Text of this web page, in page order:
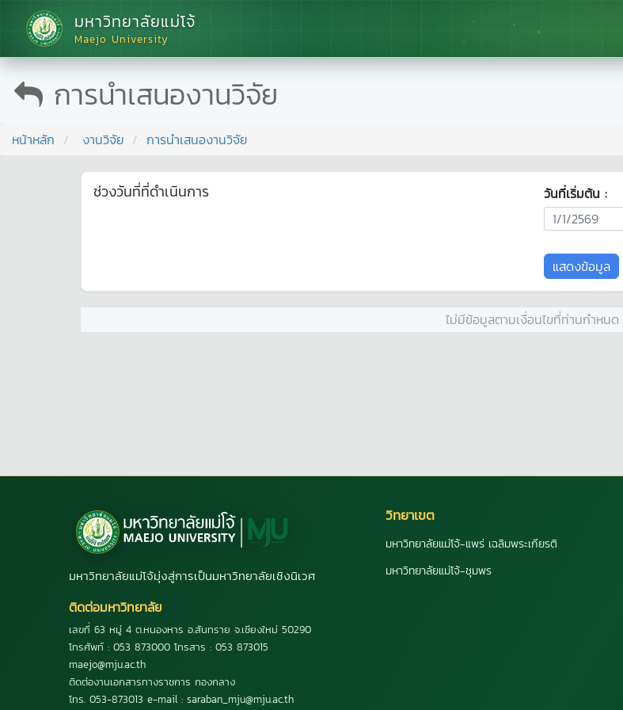
มหาวิทยาลัยแม่โจ้
Maejo University
การนำเสนองานวิจัย
หน้าหลัก งานวิจัย การนำเสนองานวิจัย
ช่วงวันที่ที่ดำเนินการ วันที่เริ่มต้น :
ไม่มีข้อมูลตามเงื่อนไขที่ท่านกำหนด
มหาวิทยาลัยแม่โจ้มุ่งสู่การเป็นมหาวิทยาลัยเชิงนิเวศ
ติดต่อมหาวิทยาลัย
เลขที่ 63 หมู่ 4 ต.หนองหาร อ.สันทราย จ.เชียงใหม่ 50290
โทรศัพท์ : 053 873000 โทรสาร : 053 873015
maejo@mju.ac.th
ติดต่องานเอกสารทางราชการ กองกลาง
โทร. 053-873013 e-mail : saraban_mju@mju.ac.th
วิทยาเขต
มหาวิทยาลัยแม่โจ้-แพร่ เฉลิมพระเกียรติ
มหาวิทยาลัยแม่โจ้-ชุมพร